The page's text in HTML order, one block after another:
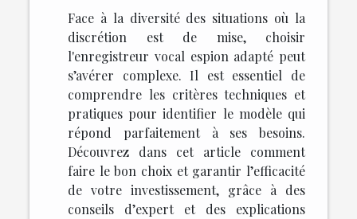
Face à la diversité des situations où la
discrétion est de mise, choisir
l'enregistreur vocal espion adapté peut
s’avérer complexe. Il est essentiel de
comprendre les critères techniques et
pratiques pour identifier le modèle qui
répond parfaitement à ses besoins.
Découvrez dans cet article comment
faire le bon choix et garantir l’efficacité
de votre investissement, grâce à des
conseils d’expert et des explications